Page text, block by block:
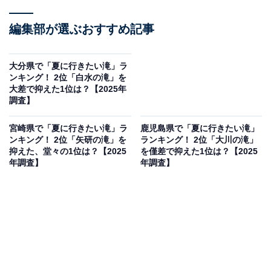
編集部が選ぶおすすめ記事
大分県で「夏に行きたい滝」ラ
ンキング！ 2位「白水の滝」を
大差で抑えた1位は？【2025年
調査】
宮崎県で「夏に行きたい滝」ラ
ンキング！ 2位「矢研の滝」を
抑えた、堂々の1位は？【2025
年調査】
鹿児島県で「夏に行きたい滝」
ランキング！ 2位「大川の滝」
を僅差で抑えた1位は？【2025
年調査】